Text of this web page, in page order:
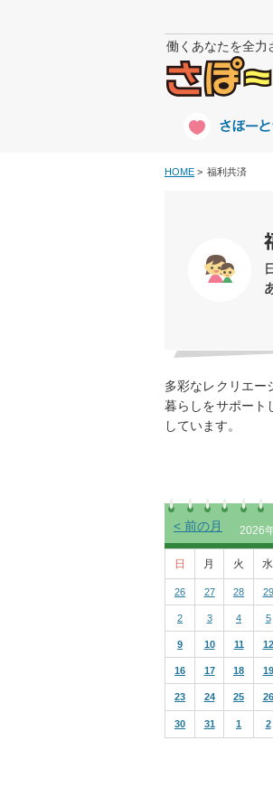
働くあなたを全力
HOME 福利共済
多彩なレクリエー
暮らしをサポート
しています。
2026
日 月 火 水
26 27 28 29
2 3 4 5
9 10 11 12
16 17 18 19
23 24 25 26
30 31 1 2
< 前の月